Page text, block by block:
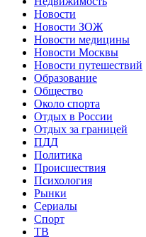
Новости
Новости ЗОЖ
Новости медицины
Новости Москвы
Новости путешествий
Образование
Общество
Около спорта
Отдых в России
Отдых за границей
ПДД
Политика
Происшествия
Психология
Рынки
Сериалы
Спорт
ТВ